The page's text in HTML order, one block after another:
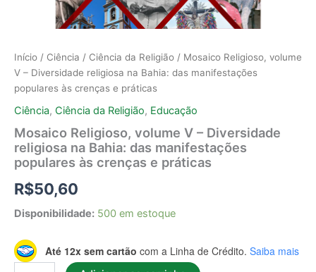
Início / Ciência / Ciência da Religião / Mosaico Religioso, volume
V – Diversidade religiosa na Bahia: das manifestações
populares às crenças e práticas
Ciência, Ciência da Religião, Educação
Mosaico Religioso, volume V – Diversidade
religiosa na Bahia: das manifestações
populares às crenças e práticas
R$50,60
Disponibilidade: 500 em estoque
Até 12x sem cartão com a Linha de Crédito. Saiba mais